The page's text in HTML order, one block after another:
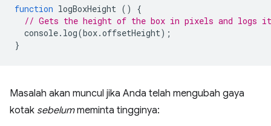
function logBoxHeight ()
{
// Gets the height of the box in pixels and logs
console. log(box.offsetHeight);
}
Masalah akan muncul jika Anda telah mengubah gaya
kotak sebelummeminta tingginya: